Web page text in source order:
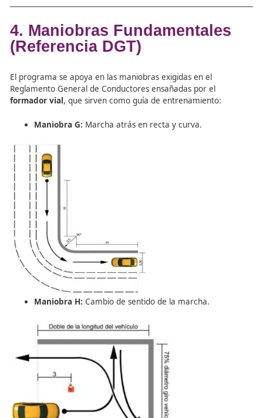
3. Planificación y
Secuenciación de la Clase
Una clase efectiva no es improvisada; requiere un
perfil del alumno (edad, nivel previo) y una estructura
Evaluación inicial:
cero o tiene nociones previas.
(asiento/volante) y automatización de
manos y pies.
Fase 2: Zonas de poco tráfico:
vías secundarias para coordinar pedales y
velocidad.
Fase 3: Progresión de dificultad:
en tráfico abierto y maniobras específicas.